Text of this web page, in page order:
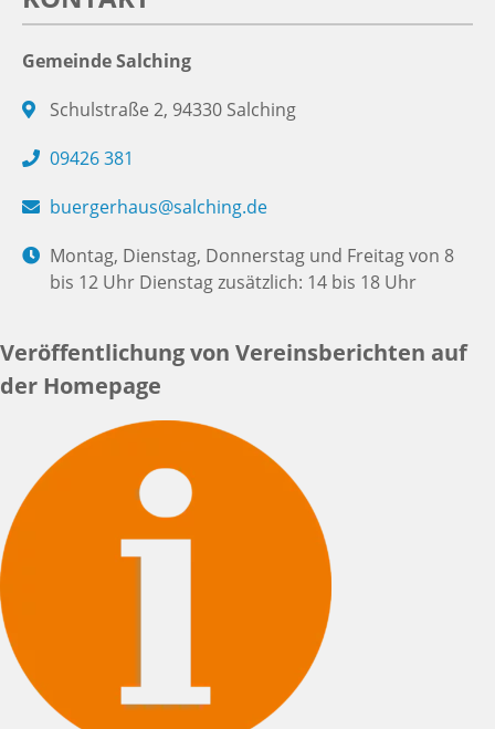
Gemeinde Salching
Schulstraße 2, 94330 Salching
09426 381
buergerhaus@salching.de
Montag, Dienstag, Donnerstag und Freitag von 8
bis 12 Uhr Dienstag zusätzlich: 14 bis 18 Uhr
Veröffentlichung von Vereinsberichten auf
der Homepage